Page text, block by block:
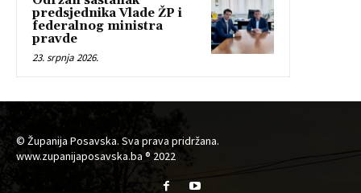
predsjednika Vlade ŽP i
federalnog ministra
pravde
23. srpnja 2026.
© Županija Posavska. Sva prava pridržana.
www.zupanijaposavska.ba ® 2022